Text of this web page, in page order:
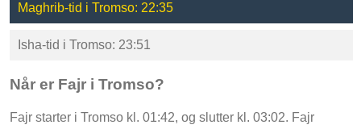
Maghrib-tid i Tromso: 22:35
Isha-tid i Tromso: 23:51
Når er Fajr i Tromso?
Fajr starter i Tromso kl. 01:42, og slutter kl. 03:02. Fajr